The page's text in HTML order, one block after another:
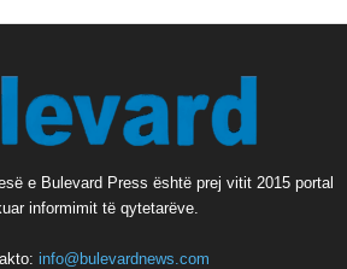
e Bulevard Press është prej vitit 2015 portal
informimit të qytetarëve.
info@bulevardnews.com